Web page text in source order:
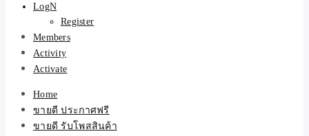
LogN
Register
Members
Activity
Activate
Home
ขายดี ประกาศฟรี
ขายดี รับโพสสินค้า